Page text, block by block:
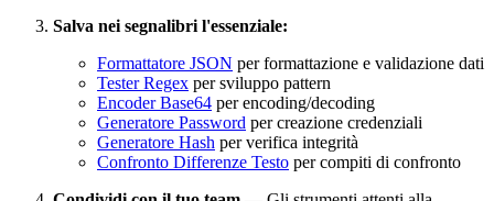
Salva nei segnalibri l'essenziale:
Formattatore JSON per formattazione e validazione dati
Tester Regex per sviluppo pattern
Encoder Base64 per encoding/decoding
Generatore Password per creazione credenziali
Generatore Hash per verifica integrità
Confronto Differenze Testo per compiti di confronto